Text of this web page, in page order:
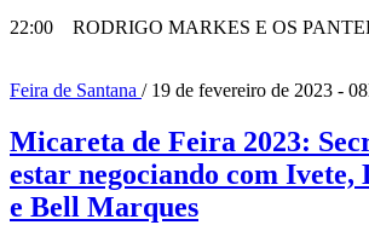
22:00 RODRIGO MARKES E OS
Feira de Santana / 19 de fevereiro de 2023 -
Micareta de Feira 2023:
estar negociando com Ivete,
e Bell Marques